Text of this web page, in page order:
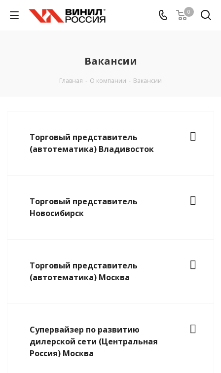
0
Вакансии
Главная - О компании - Вакансии
Торговый представитель
(автотематика) Владивосток
Торговый представитель
Новосибирск
Торговый представитель
(автотематика) Москва
Супервайзер по развитию
дилерской сети (Центральная
Россия) Москва